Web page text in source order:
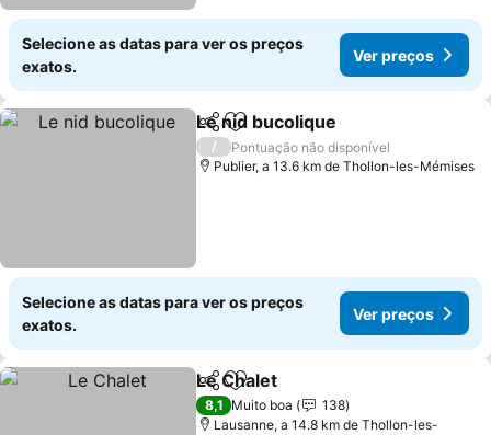
Selecione as datas para ver os preços
exatos.
Ver preços
PartilharAdicionar aos favoritos
Le nid bucolique
/
Pontuação não disponível
Publier, a 13.6 km de Thollon-les-Mémises
Selecione as datas para ver os preços
exatos.
Ver preços
PartilharAdicionar aos favoritos
Le Chalet
8,1 Muito boa
138
Lausanne, a 14.8 km de Thollon-les-